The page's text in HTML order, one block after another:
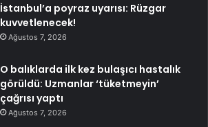
İstanbul’a poyraz uyarısı: Rüzgar
kuvvetlenecek!
Ağustos 7, 2026
O balıklarda ilk kez bulaşıcı hastalık
görüldü: Uzmanlar ‘tüketmeyin’
çağrısı yaptı
Ağustos 7, 2026